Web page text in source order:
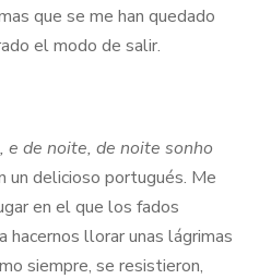
que se me han quedado
el modo de salir.
e de noite, de noite sonho
un delicioso portugués. Me
en el que los fados
hacernos llorar unas lágrimas
siempre, se resistieron,